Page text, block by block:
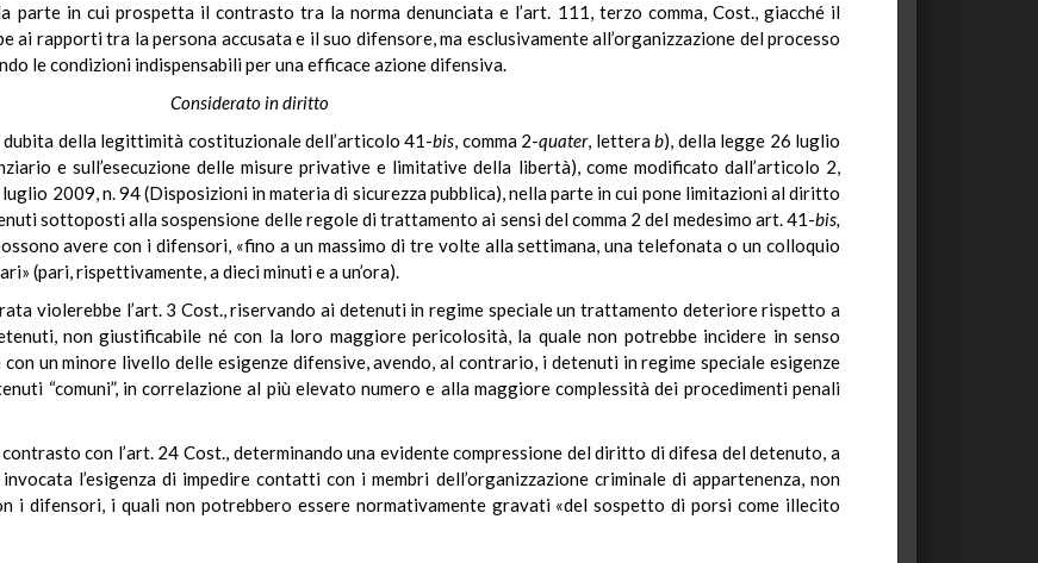
parte in cui prospetta il contrasto tra la norma denunciata e l’art. 111, terzo comma, Cost., giacché il
rapporti tra la persona accusata e il suo difensore, ma esclusivamente all’organizzazione del processo
le condizioni indispensabili per una efficace azione difensiva.
Considerato in diritto
della legittimità costituzionale dell’articolo 41-bis, comma 2-quater, letterab), della legge 26 luglio
e sull’esecuzione delle misure privative e limitative della libertà), come modificato dall’articolo 2,
2009, n. 94 (Disposizioni in materia di sicurezza pubblica), nella parte in cui pone limitazioni al diritto
sottoposti alla sospensione delle regole di trattamento ai sensi del comma 2 del medesimo art. 41-bis,
avere con i difensori, «fino a un massimo di tre volte alla settimana, una telefonata o un colloquio
(pari, rispettivamente, a dieci minuti e a un’ora).
violerebbe l’art. 3 Cost., riservando ai detenuti in regime speciale un trattamento deteriore rispetto a
non giustificabile né con la loro maggiore pericolosità, la quale non potrebbe incidere in senso
un minore livello delle esigenze difensive, avendo, al contrario, i detenuti in regime speciale esigenze
“comuni”, in correlazione al più elevato numero e alla maggiore complessità dei procedimenti penali
con l’art. 24 Cost., determinando una evidente compressione del diritto di difesa del detenuto, a
l’esigenza di impedire contatti con i membri dell’organizzazione criminale di appartenenza, non
i difensori, i quali non potrebbero essere normativamente gravati «del sospetto di porsi come illecito